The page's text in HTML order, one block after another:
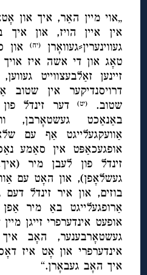
„אוי מיין האַר, איך און
אין איין הויז, און איך
געווינערין⸗געוואָרן(יח)
און
טאָג און די אשה איז אויך
זיינען זאַלבעצווייט
דרויסנדיקער אין שטוב
שטוב.
(יט)דער זינדל
באַנאַכט געשטאָרבן,
אַוועקגעלייגט אַף עם
אופגעכאַפּט אין סאַמע
זינדל פון לעבן מיר
געשלאָפן), און האָט עם
בוזים, און איר זינדל
אַרופגעלייגט באַ מיר
אופעט אינדערפרי זייגן
געשטאָרבענער, האָב איך
אינדערפרי און אָט איז
איך האָב געבאָרן.“